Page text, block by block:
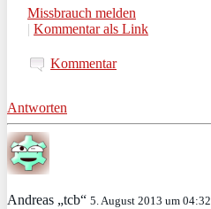
Missbrauch melden
| Kommentar als Link
Kommentar
Antworten
Andreas „tcb“ 5. August 2013 um 04:32